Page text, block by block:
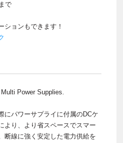
で
ションもできます！
Power Supplies.
にパワーサプライに付属のDCケ
より、より省スペースでスマー
断線に強く安定した電力供給を